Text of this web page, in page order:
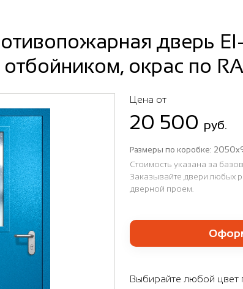
дверь
отбойником, окрас по
Цена от
20 500 руб.
Размеры по коробке:
Стоимость указана за
Заказывайте двери любых
дверной проем.
Выбирайте любой цвет